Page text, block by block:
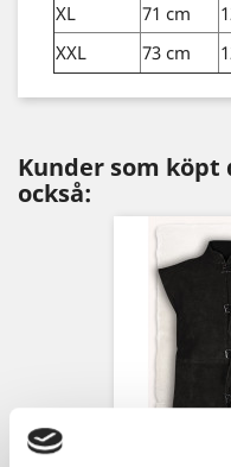
XL
71 cm
XXL
73 cm
Kunder som
också: